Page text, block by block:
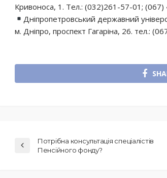
Кривоноса, 1. Тел.: (032)261-57-01;
Дніпропетровський державний
м. Дніпро, проспект Гагаріна, 26. тел.:
Потрібна консультація спеціалістів
Пенсійного фонду?